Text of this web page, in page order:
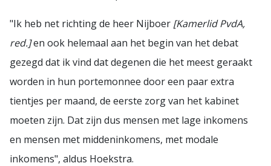
"Ik heb net richting de heer Nijboer [Kamerlid PvdA,
red.]en ook helemaal aan het begin van het debat
gezegd dat ik vind dat degenen die het meest geraakt
worden in hun portemonnee door een paar extra
tientjes per maand, de eerste zorg van het kabinet
moeten zijn. Dat zijn dus mensen met lage inkomens
en mensen met middeninkomens, met modale
inkomens", aldus Hoekstra.